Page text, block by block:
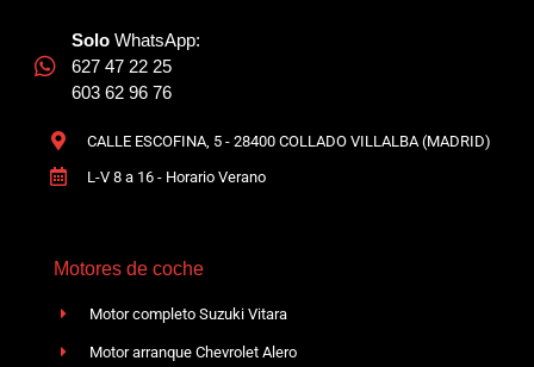
Solo WhatsApp:
627 47 22 25
603 62 96 76
CALLE ESCOFINA, 5 - 28400 COLLADO VILLALBA (MADRID)
L-V 8 a 16 - Horario Verano
Motores de coche
Motor completo Suzuki Vitara
Motor arranque Chevrolet Alero